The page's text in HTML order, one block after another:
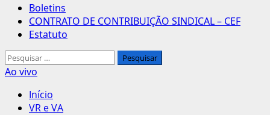
Menu
principal
Boletins
CONTRATO DE CONTRIBUIÇÃO SINDICAL – CEF
Estatuto
Pesquisar
por:
Ao vivo
Início
VR e VA